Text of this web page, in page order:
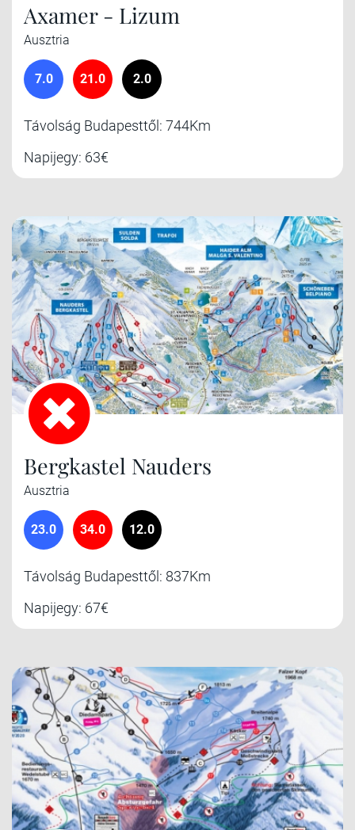
Axamer - Lizum
Ausztria
7.0 21.0 2.0
Távolság Budapesttől: 744Km
Napijegy: 63€
Bergkastel Nauders
Ausztria
23.0 34.0 12.0
Távolság Budapesttől: 837Km
Napijegy: 67€